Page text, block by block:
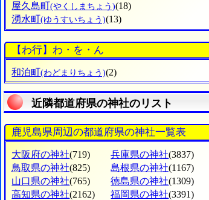
屋久島町(やくしまちょう)(18)
湧水町(ゆうすいちょう)(13)
【わ行】わ・を・ん
和泊町(わどまりちょう)(2)
近隣都道府県の神社のリスト
鹿児島県周辺の都道府県の神社一覧表
大阪府の神社(719) 兵庫県の神社(3837)
鳥取県の神社(825) 島根県の神社(1167)
山口県の神社(765) 徳島県の神社(1309)
高知県の神社(2162) 福岡県の神社(3391)